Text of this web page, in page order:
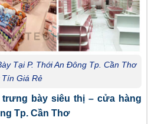
Tại P. Thới An Đông Tp. Cần Thơ
Tín Giá Rẻ
bày siêu thị – cửa hàng
Tp. Cần Thơ